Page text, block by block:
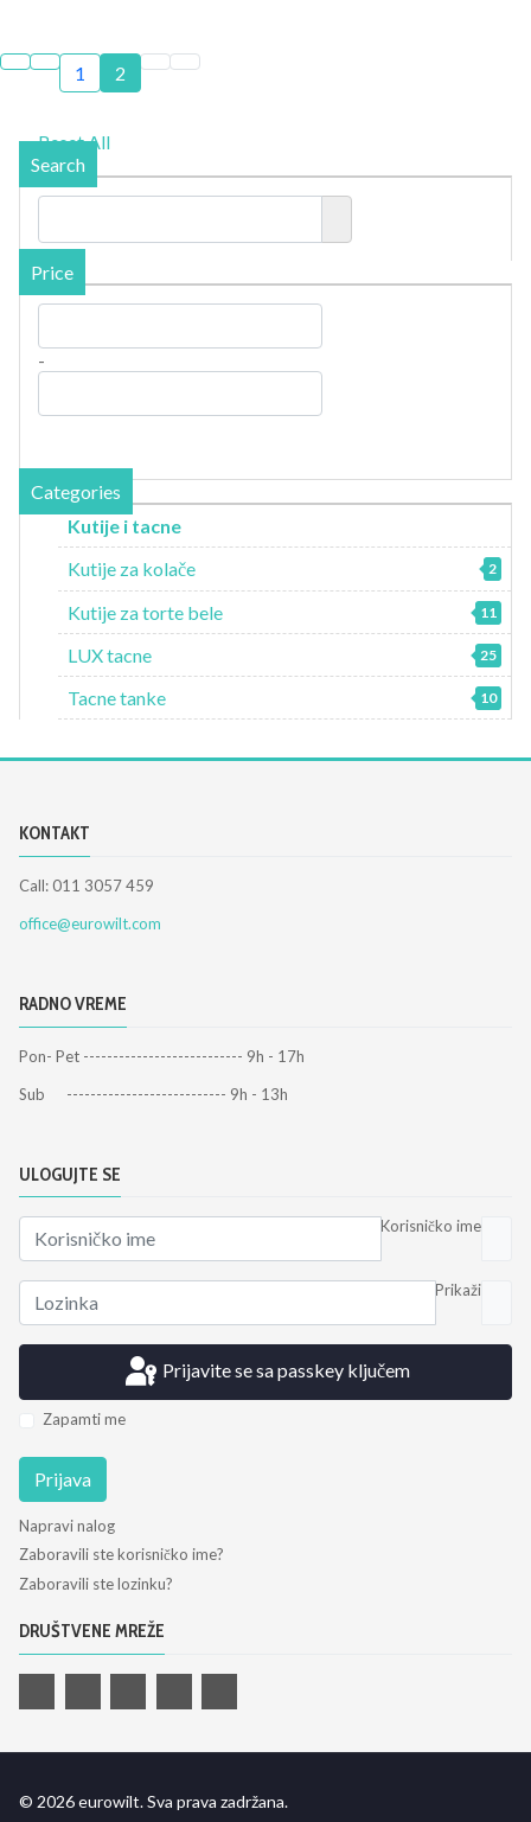
1 2
Reset All
Search
Price
-
Categories
Kutije i tacne
Kutije za kolače
2
Kutije za torte bele 11
LUX tacne 25
Tacne tanke 10
KONTAKT
Call: 011 3057 459
office@eurowilt.com
RADNO VREME
Pon- Pet --------------------------- 9h - 17h
Sub --------------------------- 9h - 13h
ULOGUJTE SE
Korisničko ime
Prikaži
Prijavite se sa passkey ključem
Zapamti me
Prijava
Napravi nalog
Zaboravili ste korisničko ime?
Zaboravili ste lozinku?
DRUŠTVENE MREŽE
© 2026 eurowilt. Sva prava zadržana.